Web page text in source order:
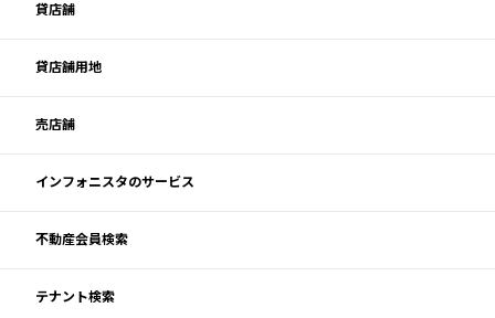
貸店舗
貸店舗用地
売店舗
インフォニスタのサービス
不動産会員検索
テナント検索